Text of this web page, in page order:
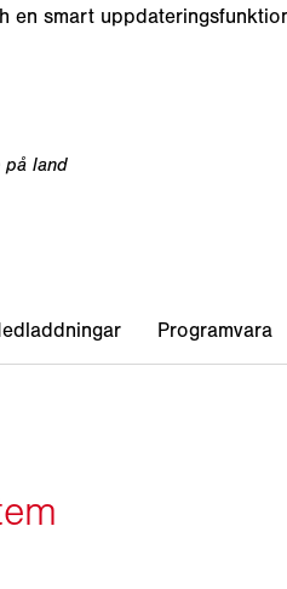
en smart